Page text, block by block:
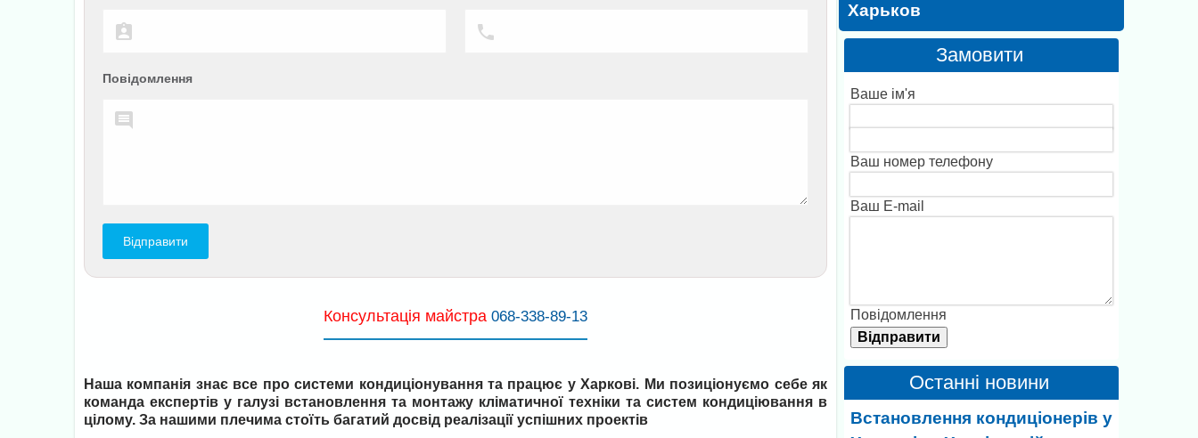
Повідомлення
Консультація майстра 068-338-89-13
Наша компанія знає все про системи кондиціонування та працює у Харкові. Ми позиціонуємо себе як
команда експертів у галузі встановлення та монтажу кліматичної техніки та систем кондиціювання в
цілому. За нашими плечима стоїть багатий досвід реалізації успішних проектів
Харьков
Замовити
Ваше ім'я
Ваш номер телефону
Ваш E-mail
Повідомлення
Останні новини
Встановлення кондиціонерів у